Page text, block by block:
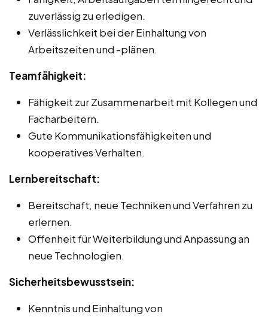
zuverlässig zu erledigen.
Verlässlichkeit bei der Einhaltung von
Arbeitszeiten und -plänen.
Teamfähigkeit:
Fähigkeit zur Zusammenarbeit mit Kollegen und
Facharbeitern.
Gute Kommunikationsfähigkeiten und
kooperatives Verhalten.
Lernbereitschaft:
Bereitschaft, neue Techniken und Verfahren zu
erlernen.
Offenheit für Weiterbildung und Anpassung an
neue Technologien.
Sicherheitsbewusstsein:
Kenntnis und Einhaltung von